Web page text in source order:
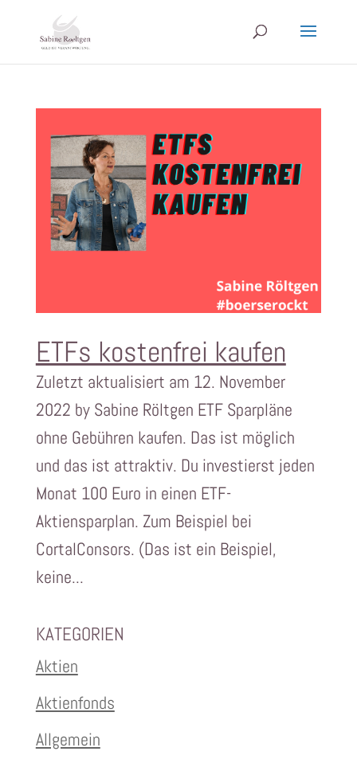
ETFs kostenfrei kaufen
Zuletzt aktualisiert am 12. November
2022 by Sabine Röltgen ETF Sparpläne
ohne Gebühren kaufen. Das ist möglich
und das ist attraktiv. Du investierst jeden
Monat 100 Euro in einen ETF-
Aktiensparplan. Zum Beispiel bei
CortalConsors. (Das ist ein Beispiel,
keine...
KATEGORIEN
Aktien
Aktienfonds
Allgemein